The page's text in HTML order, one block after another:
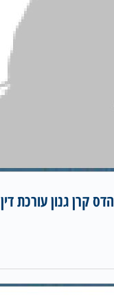
הדס קרן גנון עורכת דין